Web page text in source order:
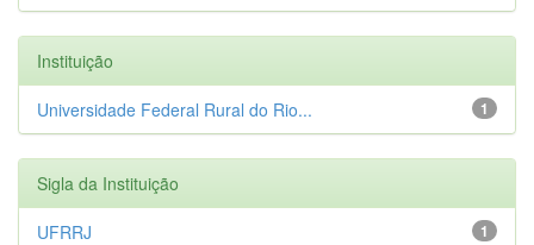
Instituição
1
Universidade Federal Rural do Rio...
Sigla da Instituição
1
UFRRJ